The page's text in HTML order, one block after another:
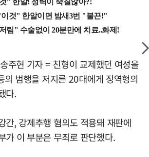
주현 기자 = 친형이 교제했던 여성을
의 범행을 저지른 20대에게 징역형의
다.
간, 강제추행 혐의도 적용돼 재판에
가 이 부분은 무죄로 판단했다.